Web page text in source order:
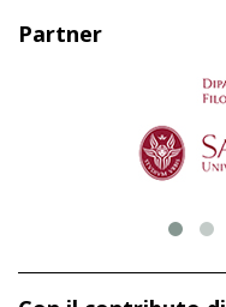
Partner